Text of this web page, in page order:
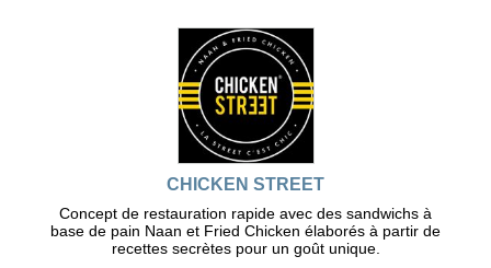
CHICKEN STREET
Concept de restauration rapide avec des sandwichs à
base de pain Naan et Fried Chicken élaborés à partir de
recettes secrètes pour un goût unique.